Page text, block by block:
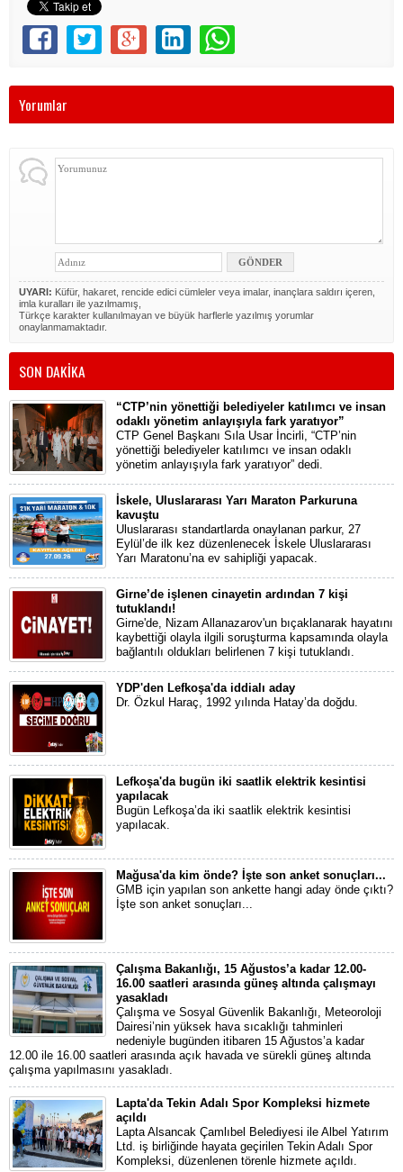
Yorumlar
UYARI: Küfür, hakaret, rencide edici cümleler veya imalar, inançlara saldırı içeren,
imla kuralları ile yazılmamış,
Türkçe karakter kullanılmayan ve büyük harflerle yazılmış yorumlar
onaylanmamaktadır.
SON DAKİKA
“CTP’nin yönettiği belediyeler katılımcı ve insan
odaklı yönetim anlayışıyla fark yaratıyor”
CTP Genel Başkanı Sıla Usar İncirli, “CTP’nin
yönettiği belediyeler katılımcı ve insan odaklı
yönetim anlayışıyla fark yaratıyor” dedi.
İskele, Uluslararası Yarı Maraton Parkuruna
kavuştu
Uluslararası standartlarda onaylanan parkur, 27
Eylül’de ilk kez düzenlenecek İskele Uluslararası
Yarı Maratonu’na ev sahipliği yapacak.
Girne’de işlenen cinayetin ardından 7 kişi
tutuklandı!
Girne'de, Nizam Allanazarov'un bıçaklanarak hayatını
kaybettiği olayla ilgili soruşturma kapsamında olayla
bağlantılı oldukları belirlenen 7 kişi tutuklandı.
YDP'den Lefkoşa'da iddialı aday
Dr. Özkul Haraç, 1992 yılında Hatay’da doğdu.
Lefkoşa'da bugün iki saatlik elektrik kesintisi
yapılacak
Bugün Lefkoşa’da iki saatlik elektrik kesintisi
yapılacak.
Mağusa'da kim önde? İşte son anket sonuçları...
GMB için yapılan son ankette hangi aday önde çıktı?
İşte son anket sonuçları...
Çalışma Bakanlığı, 15 Ağustos’a kadar 12.00-
16.00 saatleri arasında güneş altında çalışmayı
yasakladı
Çalışma ve Sosyal Güvenlik Bakanlığı, Meteoroloji
Dairesi’nin yüksek hava sıcaklığı tahminleri
nedeniyle bugünden itibaren 15 Ağustos’a kadar
12.00 ile 16.00 saatleri arasında açık havada ve sürekli güneş altında
çalışma yapılmasını yasakladı.
Lapta'da Tekin Adalı Spor Kompleksi hizmete
açıldı
Lapta Alsancak Çamlıbel Belediyesi ile Albel Yatırım
Ltd. iş birliğinde hayata geçirilen Tekin Adalı Spor
Kompleksi, düzenlenen törenle hizmete açıldı.